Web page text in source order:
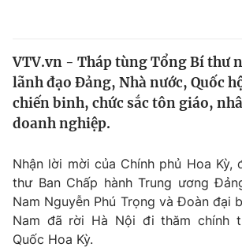
Thế giới
Tin tức
Câu chuyện quốc tế
Tài chính
Thị trường
Góc doanh nghiệp
Dữ liệu và đời sống
Truyền hình
VTV.vn - Tháp tùng Tổng Bí thư
lãnh đạo Đảng, Nhà nước, Quốc
chiến binh, chức sắc tôn giáo,
doanh nghiệp.
Nhận lời mời của Chính phủ Hoa Kỳ,
thư Ban Chấp hành Trung ương
Nam Nguyễn Phú Trọng và Đoàn đại
Nam đã rời Hà Nội đi thăm chính
Quốc Hoa Kỳ.